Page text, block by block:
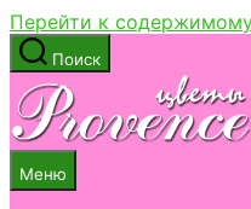
Перейти к
Поиск
Меню